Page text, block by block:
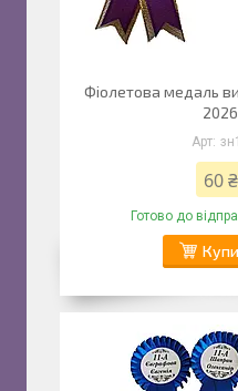
Фіолетова медаль
2026
60 ₴
Готово до